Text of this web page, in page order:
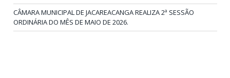
CÂMARA MUNICIPAL DE JACAREACANGA REALIZA 2ª SESSÃO
ORDINÁRIA DO MÊS DE MAIO DE 2026.